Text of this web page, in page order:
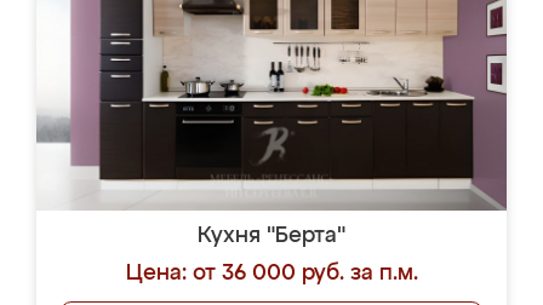
Кухня "Берта"
Цена: от 36 000 руб. за п.м.